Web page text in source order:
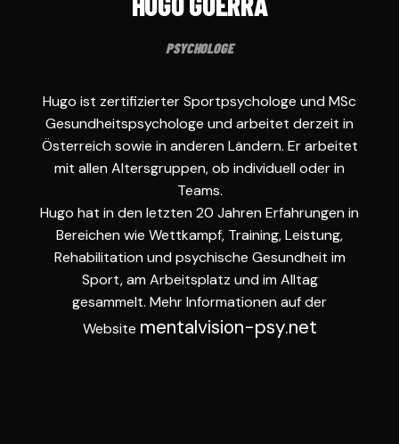
PSYCHOLOGE
Hugo ist zertifizierter Sportpsychologe und MSc
Gesundheitspsychologe und arbeitet derzeit in
Österreich sowie in anderen Ländern. Er arbeitet
mit allen Altersgruppen, ob individuell oder in
Teams.
Hugo hat in den letzten 20 Jahren Erfahrungen in
Bereichen wie Wettkampf, Training, Leistung,
Rehabilitation und psychische Gesundheit im
Sport, am Arbeitsplatz und im Alltag
gesammelt. Mehr Informationen auf der
Website mentalvision-psy.net